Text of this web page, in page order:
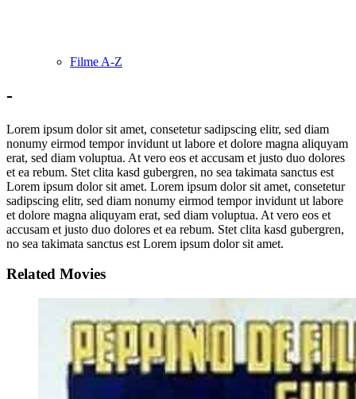
Filme A-Z
-
Lorem ipsum dolor sit amet, consetetur sadipscing elitr, sed diam
nonumy eirmod tempor invidunt ut labore et dolore magna aliquyam
erat, sed diam voluptua. At vero eos et accusam et justo duo dolores
et ea rebum. Stet clita kasd gubergren, no sea takimata sanctus est
Lorem ipsum dolor sit amet. Lorem ipsum dolor sit amet, consetetur
sadipscing elitr, sed diam nonumy eirmod tempor invidunt ut labore
et dolore magna aliquyam erat, sed diam voluptua. At vero eos et
accusam et justo duo dolores et ea rebum. Stet clita kasd gubergren,
no sea takimata sanctus est Lorem ipsum dolor sit amet.
Related Movies